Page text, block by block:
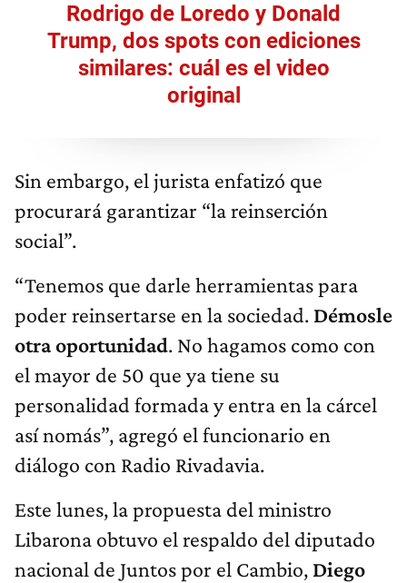
Rodrigo de Loredo y Donald
Trump, dos spots con ediciones
similares: cuál es el video
original
Sin embargo, el jurista enfatizó que
procurará garantizar “la reinserción
social”.
“Tenemos que darle herramientas para
poder reinsertarse en la sociedad. Démosle
otra oportunidad. No hagamos como con
el mayor de 50 que ya tiene su
personalidad formada y entra en la cárcel
así nomás”, agregó el funcionario en
diálogo con Radio Rivadavia.
Este lunes, la propuesta del ministro
Libarona obtuvo el respaldo del diputado
nacional de Juntos por el Cambio, Diego